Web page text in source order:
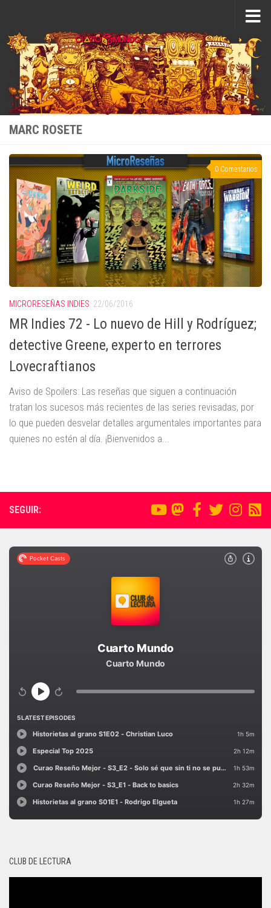
MARC ROSETE
0 Comentarios
MICRORESEÑAS INDIES 22/06/2016
MR Indies 72 - Lo nuevo de Hill y Rodríguez;
detective Greene, experto en terrores
Lovecraftianos
Aviso de Spoilers: Las reseñas que siguen a continuación
tratan los sucesos más recientes de las series revisadas, por
lo que pueden desvelar detalles argumentales importantes para
quienes no estén al día. ¡Bienvenidos a...
SEGUIR:
CLUB DE LECTURA